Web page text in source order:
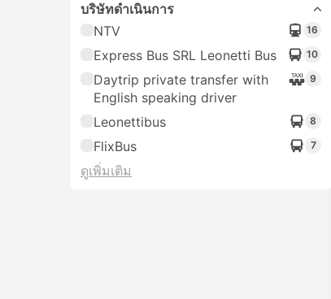
บริษัทดำเนินการ
NTV
16
Express Bus SRL Leonetti Bus 10
Daytrip private transfer with
English speaking driver
9
Leonettibus 8
FlixBus 7
ดูเพิ่มเติม